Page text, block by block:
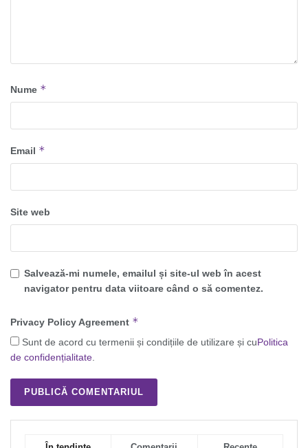
Nume *
Email *
Site web
Salvează-mi numele, emailul și site-ul web în acest
navigator pentru data viitoare când o să comentez.
Privacy Policy Agreement *
Sunt de acord cu termenii și condițiile de utilizare și cuPolitica
de confidențialitate.